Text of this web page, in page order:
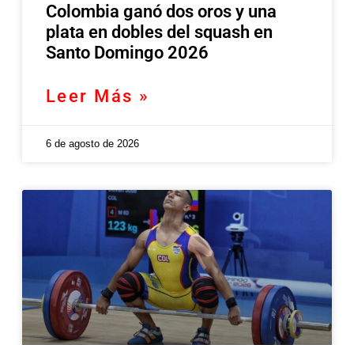
Colombia ganó dos oros y una
plata en dobles del squash en
Santo Domingo 2026
Leer Más »
6 de agosto de 2026